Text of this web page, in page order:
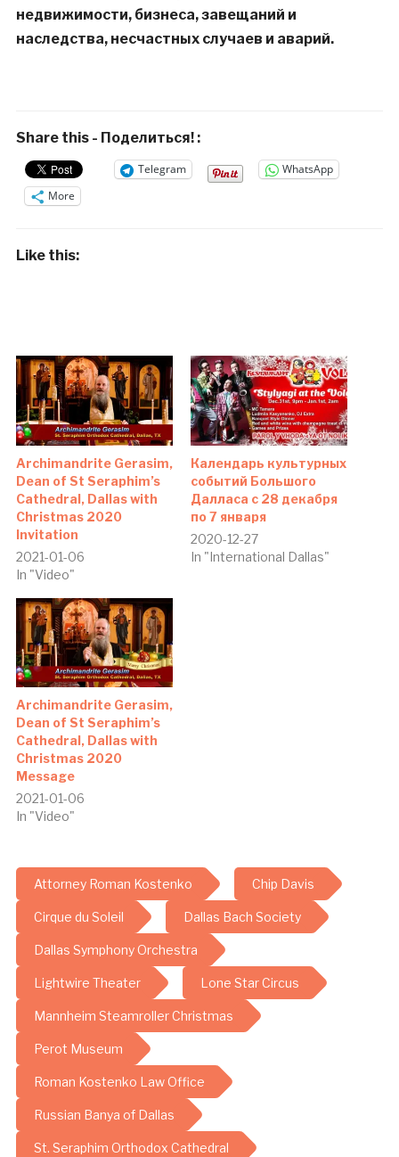
недвижимости, бизнеса, завещаний и
наследства, несчастных случаев и аварий.
Share this - Поделиться! :
Telegram
WhatsApp
More
Like this:
Archimandrite Gerasim,
Dean of St Seraphim’s
Cathedral, Dallas with
Christmas 2020
Invitation
2021-01-06
In "Video"
Календарь культурных
событий Большого
Далласа c 28 декабря
по 7 января
2020-12-27
In "International Dallas"
Archimandrite Gerasim,
Dean of St Seraphim’s
Cathedral, Dallas with
Christmas 2020
Message
2021-01-06
In "Video"
Attorney Roman Kostenko Chip Davis
Cirque du Soleil Dallas Bach Society
Dallas Symphony Orchestra
Lightwire Theater Lone Star Circus
Mannheim Steamroller Christmas
Perot Museum
Roman Kostenko Law Office
Russian Banya of Dallas
St. Seraphim Orthodox Cathedral